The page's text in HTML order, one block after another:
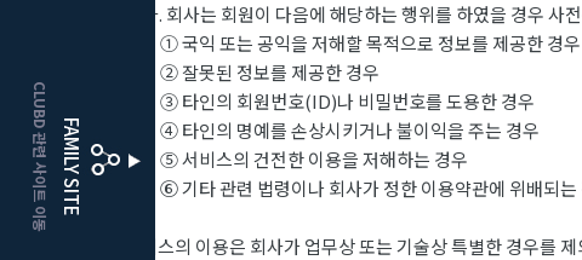
FAMILY SITE
CLUBD 관련 사이트 이동
HOME
보은
클럽디 거창
마. 회사는 회원이 다음에 해당하는 행위를 하였을 경우 사
① 국익 또는 공익을 저해할 목적으로 정보를 제공한 경우
② 잘못된 정보를 제공한 경우
③ 타인의 회원번호(ID)나 비밀번호를 도용한 경우
④ 타인의 명예를 손상시키거나 불이익을 주는 경우
⑤ 서비스의 건전한 이용을 저해하는 경우
⑥ 기타 관련 법령이나 회사가 정한 이용약관에 위배되는
서비스의 이용은 회사가 업무상 또는 기술상 특별한 경우를